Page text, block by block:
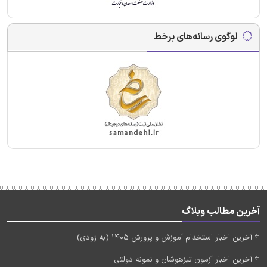
لوگوی رسانه‌های برخط
آخرین مطالب وبلاگ
آخرین اخبار استخدام آموزش و پرورش 1405 (به زودی)
آخرین اخبار آزمون تیزهوشان و نمونه دولتی